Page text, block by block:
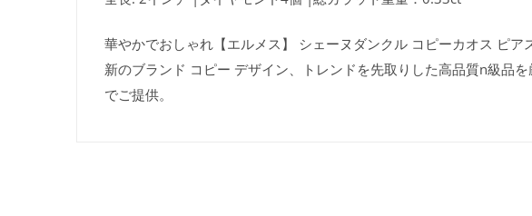
華やかでおしゃれ【エルメス】 シェーヌダンクル コピーカオス ピ
新のブランド コピー デザイン、トレンドを先取りした高品質n級品
でご提供。